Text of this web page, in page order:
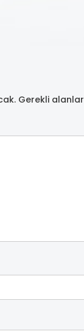
Gerekli alanlar